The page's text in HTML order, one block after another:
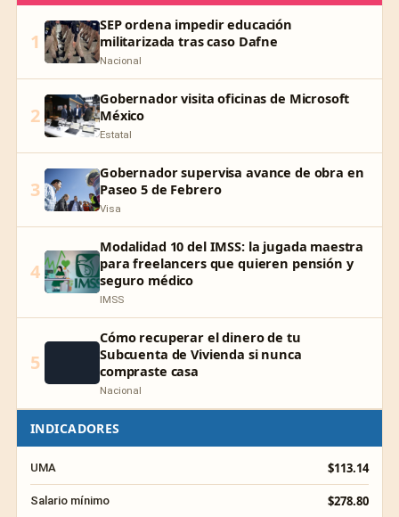
1
SEP ordena impedir educación
militarizada tras caso Dafne
Nacional
2
Gobernador visita oficinas de Microsoft
México
Estatal
3
Gobernador supervisa avance de obra en
Paseo 5 de Febrero
Visa
4
Modalidad 10 del IMSS: la jugada maestra
para freelancers que quieren pensión y
seguro médico
IMSS
5
Cómo recuperar el dinero de tu
Subcuenta de Vivienda si nunca
compraste casa
Nacional
INDICADORES
UMA $113.14
Salario mínimo $278.80